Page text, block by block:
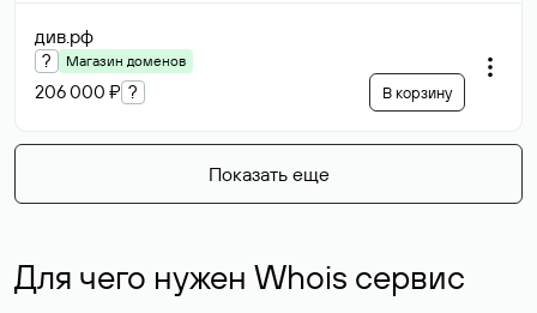
див.рф
? Магазин доменов
206 000 ₽ ? В корзину
Показать еще
Для чего нужен Whois сервис